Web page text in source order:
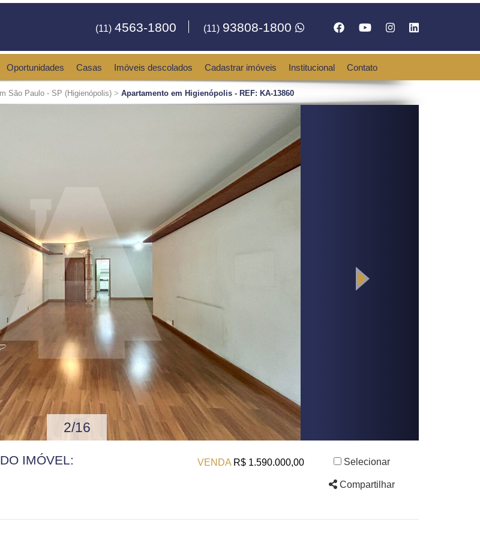
(11) 4563-1800 (11) 93808-1800
Oportunidades Casas Imóveis descolados Cadastrar imóveis Institucional Contato
São Paulo - SP (Higienópolis) > Apartamento em Higienópolis - REF: KA-13860
2/16
IMÓVEL:
VENDA R$ 1.590.000,00 Selecionar
Compartilhar